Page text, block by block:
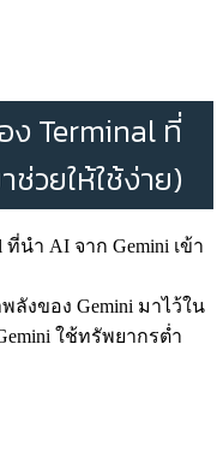
ง Terminal ที่
ช่วยให้ใช้ง่าย)
ลังของ Gemini มาไว้ใน
ใช้ทรัพยากรต่ำ